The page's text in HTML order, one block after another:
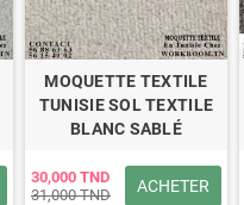
MOQUETTE TEXTILE
TUNISIE SOL TEXTILE
BLANC SABLÉ
30,000 TND
31,000 TND
ACHETER